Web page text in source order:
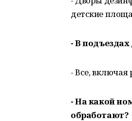
детские
- В
- Все, включая
- На какой
обработают?